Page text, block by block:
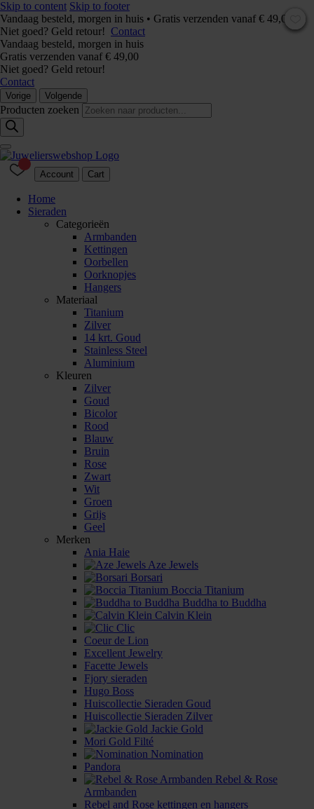
Skip to content Skip to footer
Vandaag besteld, morgen in huis • Gratis verzenden vanaf € 49,00 –
Niet goed? Geld retour! Contact
Vandaag besteld, morgen in huis
Gratis verzenden vanaf € 49,00
Niet goed? Geld retour!
Contact
Vorige Volgende
Producten zoeken
Account Cart
Home
Sieraden
Categorieën
Armbanden
Kettingen
Oorbellen
Oorknopjes
Hangers
Materiaal
Titanium
Zilver
14 krt. Goud
Stainless Steel
Aluminium
Kleuren
Zilver
Goud
Bicolor
Rood
Blauw
Bruin
Rose
Zwart
Wit
Groen
Grijs
Geel
Merken
Ania Haie
Aze Jewels
Borsari
Boccia Titanium
Buddha to Buddha
Calvin Klein
Clic
Coeur de Lion
Excellent Jewelry
Facette Jewels
Fjory sieraden
Hugo Boss
Huiscollectie Sieraden Goud
Huiscollectie Sieraden Zilver
Jackie Gold
Mori Gold Filté
Nomination
Pandora
Rebel & Rose
Armbanden
Rebel and Rose kettingen en hangers